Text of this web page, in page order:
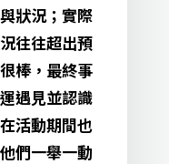
狀況；實際
往往超出預
棒，最終事
遇見並認識
活動期間也
們一舉一動